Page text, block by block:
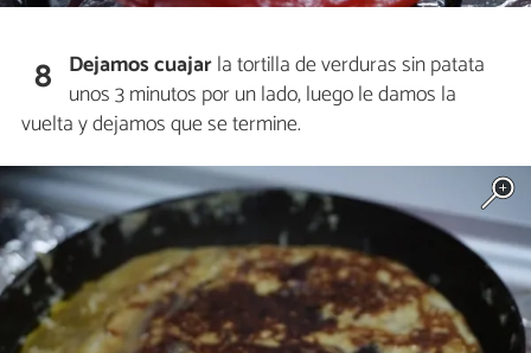
8 Dejamos cuajarla tortilla de verduras sin patata
unos 3 minutos por un lado, luego le damos la
vuelta y dejamos que se termine.